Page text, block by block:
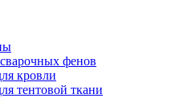
фенов
кровли
тентовой ткани